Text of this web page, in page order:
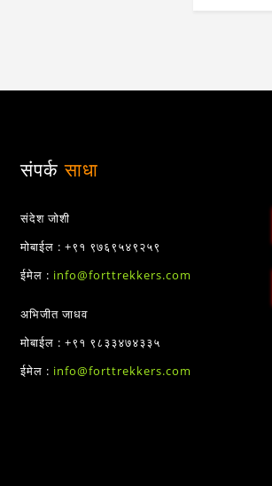
संपर्कसाधा
संदेश जोशी
मोबाईल : +९१ ९७६९५४९२५९
ईमेल : info@forttrekkers.com
अभिजीत जाधव
मोबाईल : +९१ ९८३३४७४३३५
ईमेल : info@forttrekkers.com